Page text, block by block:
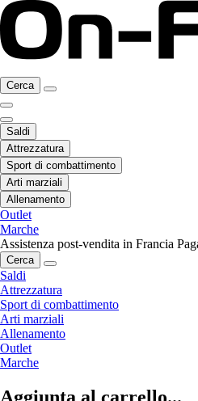
Cerca
Saldi
Attrezzatura
Sport di combattimento
Arti marziali
Allenamento
Outlet
Marche
Assistenza post-vendita in Francia
Cerca
Saldi
Attrezzatura
Sport di combattimento
Arti marziali
Allenamento
Outlet
Marche